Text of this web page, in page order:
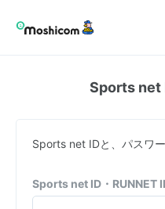
Sports net
Sports net IDと、パスワ
Sports net ID・RUNNET